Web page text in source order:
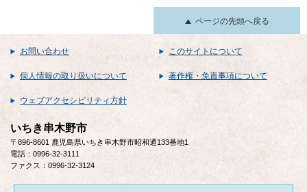
ページの先頭へ戻る
お問い合わせ このサイトについて
個人情報の取り扱いについて 著作権・免責事項について
ウェブアクセシビリティ方針
いちき串木野市
〒896-8601 鹿児島県いちき串木野市昭和通133番地1
電話：0996-32-3111
ファクス：0996-32-3124